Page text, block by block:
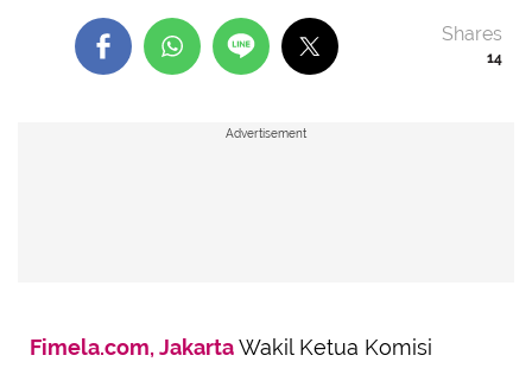
14
Shares
Advertisement
Fimela.com, JakartaWakil Ketua Komisi